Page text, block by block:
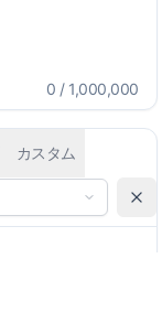
0 / 1,000,000
カスタム